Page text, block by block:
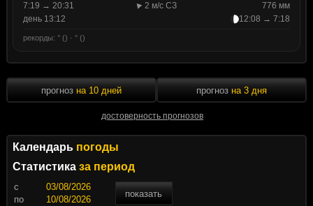
7:19 → 20:31
2 м/с СЗ
776 мм
день 13:12
12:08 → 7:18
рекорды: ° () · ° ()
прогноз на 10 дней
достоверность прогнозов
прогноз на 3 дня
Календарь погоды
Статистика за период
c
показать
по